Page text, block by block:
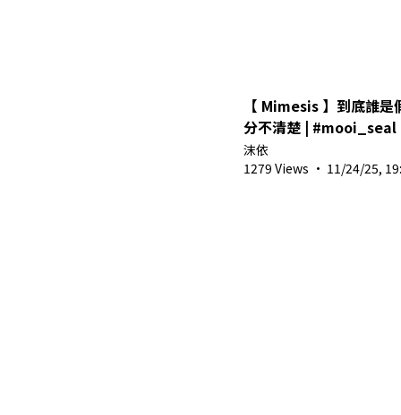
【 Mimesis 】到底誰
分不清楚 | #mooi_seal @
#vtuber #shorts #馬
#mimesis
沫依
1279 Views · 11/24/25,